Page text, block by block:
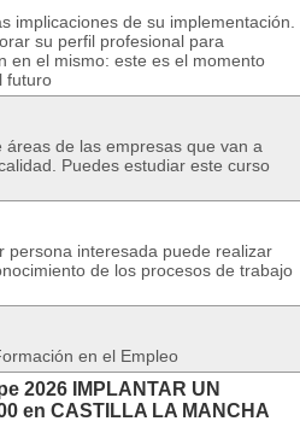
implicaciones de su implementación.
su perfil profesional para
en el mismo: este es el momento
futuro
de las empresas que van a
Puedes estudiar este curso
persona interesada puede realizar
de los procesos de trabajo
en el Empleo
2026 IMPLANTAR UN
en CASTILLA LA MANCHA